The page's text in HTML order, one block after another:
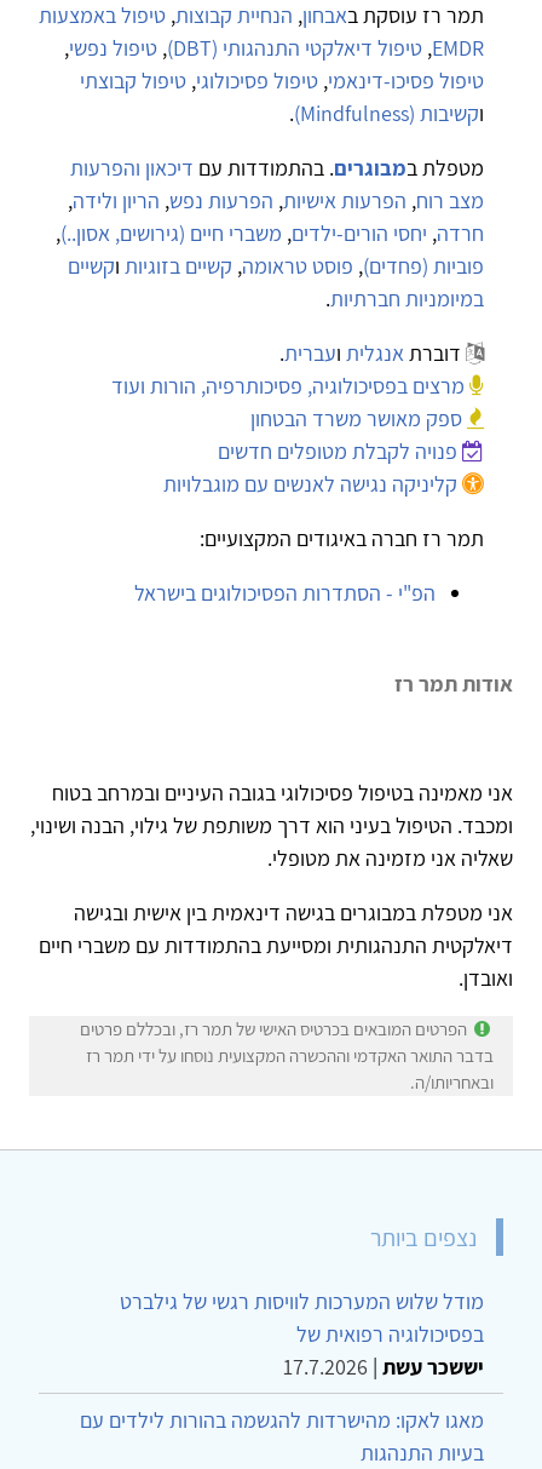
תמר רז עוסקת באבחון, הנחיית קבוצות, טיפול באמצעות
EMDR
, טיפול דיאלקטי התנהגותי (DBT) , טיפול נפשי,
טיפול פסיכו-דינאמי, טיפול פסיכולוגי, טיפול קבוצתי
וקשיבות (Mindfulness)
.
מטפלת במבוגרים. בהתמודדות עם דיכאון והפרעות
מצב רוח, הפרעות אישיות, הפרעות נפש, הריון ולידה,
חרדה, יחסי הורים-ילדים, משברי חיים (גירושים, אסון..),
פוביות (פחדים), פוסט טראומה, קשיים בזוגיות וקשיים
במיומניות חברתיות.
דוברתאנגלית ועברית.
מרצים בפסיכולוגיה, פסיכותרפיה, הורות ועוד
ספק מאושר משרד הבטחון
פנויה לקבלת מטופלים חדשים
קליניקה נגישה לאנשים עם מוגבלויות
תמר רז חברה באיגודים המקצועיים:
הפ"י - הסתדרות הפסיכולוגים בישראל
אודות תמר רז
אני מאמינה בטיפול פסיכולוגי בגובה העיניים ובמרחב בטוח
ומכבד. הטיפול בעיני הוא דרך משותפת של גילוי, הבנה ושינוי,
שאליה אני מזמינה את מטופלי.
אני מטפלת במבוגרים בגישה דינאמית בין אישית ובגישה
דיאלקטית התנהגותית ומסייעת בהתמודדות עם משברי חיים
ואובדן.
הפרטים המובאים בכרטיס האישי של תמר רז, ובכללם פרטים
בדבר התואר האקדמי וההכשרה המקצועית נוסחו על ידי תמר רז
ובאחריותו/ה.
נצפים ביותר
מודל שלוש המערכות לוויסות רגשי של גילברט
בפסיכולוגיה רפואית של
יששכר עשת |
17.7.2026
מאגו לאקו: מהישרדות להגשמה בהורות לילדים עם
בעיות התנהגות